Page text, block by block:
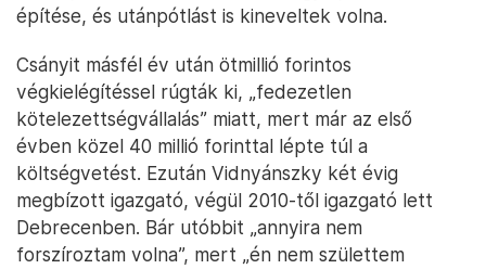
építése, és utánpótlást is kineveltek volna.
Csányit másfél év után ötmillió forintos
végkielégítéssel rúgták ki, „fedezetlen
kötelezettségvállalás” miatt, mert már az első
évben közel 40 millió forinttal lépte túl a
költségvetést. Ezután Vidnyánszky két évig
megbízott igazgató, végül 2010-től igazgató lett
Debrecenben. Bár utóbbit „annyira nem
forszíroztam volna”, mert „én nem születtem